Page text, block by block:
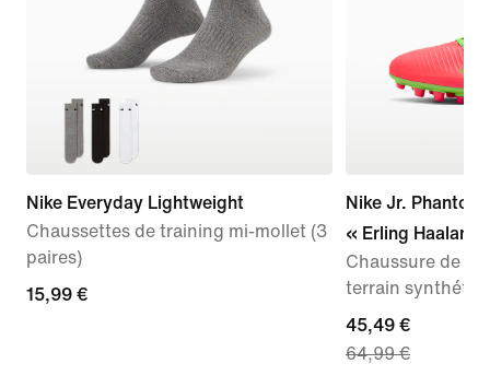
Nike Everyday Lightweight
Chaussettes de training mi-mollet (3
paires)
15,99 €
15,99 €
Nike Jr.
« Erling Haaland
Chaussure de
terrain
current
price
45,49 €
64,99 €